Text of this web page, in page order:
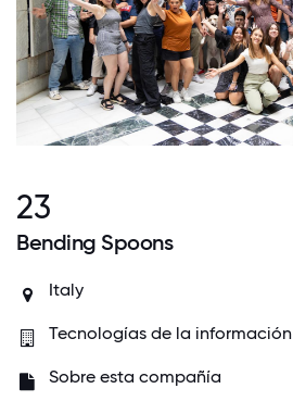
23
Bending Spoons
Italy
Tecnologías de la información
Sobre esta compañía